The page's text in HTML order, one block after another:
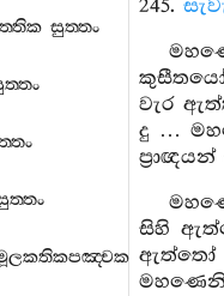
සුත‍්තං
245.
කුසීතයෝ
වැර
දු …
සිහි
ඇත්තෝ